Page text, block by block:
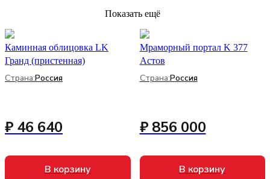
Показать ещё
Каминная облицовка LK
Гранд (пристенная)
Страна:Россия
₽ 46 640
В корзину
Мраморный портал K 377
Астов
Страна:Россия
₽ 856 000
В корзину